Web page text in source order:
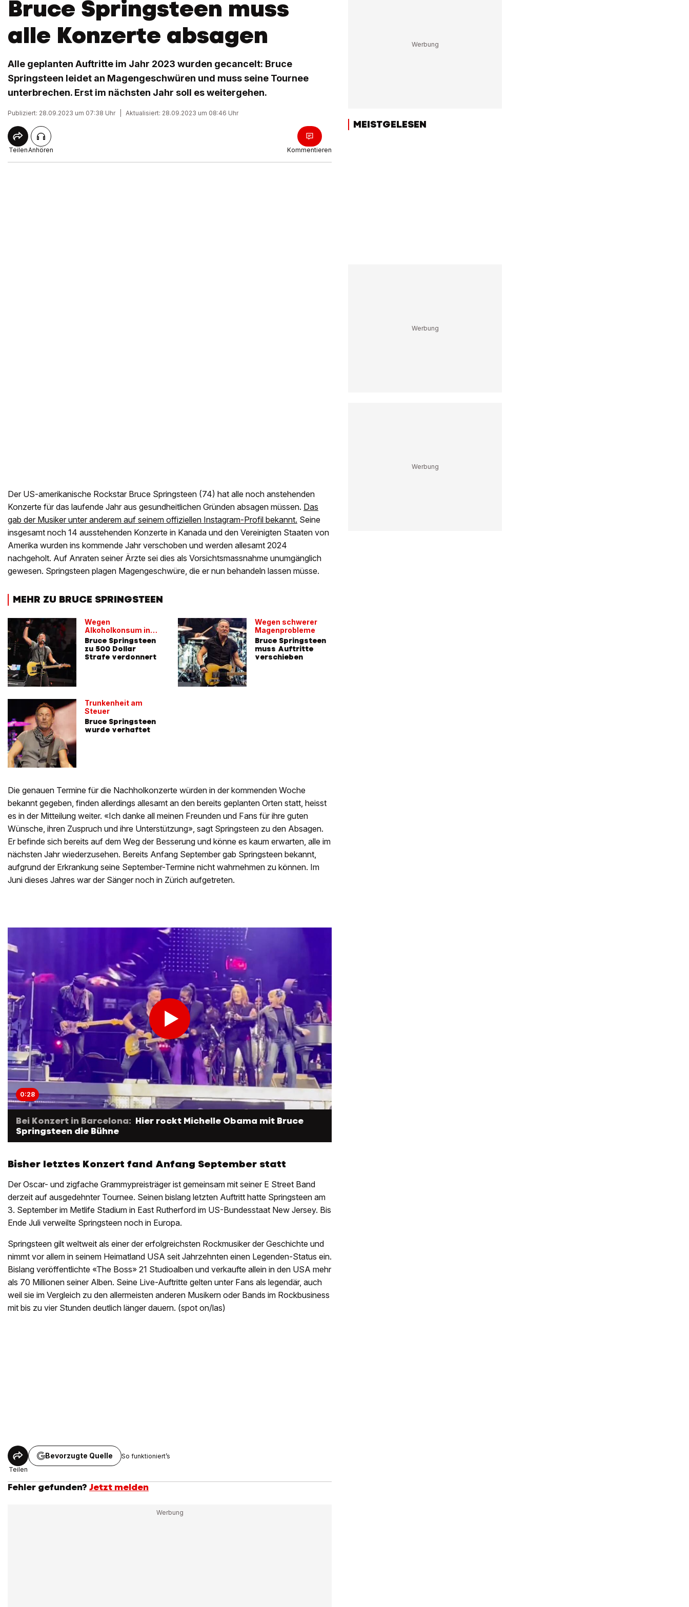
Bruce Springsteen muss
alle Konzerte absagen
Alle geplanten Auftritte im Jahr 2023 wurden gecancelt: Bruce
Springsteen leidet an Magengeschwüren und muss seine Tournee
unterbrechen. Erst im nächsten Jahr soll es weitergehen.
Publiziert: 28.09.2023 um 07:38 Uhr Aktualisiert: 28.09.2023 um 08:46 Uhr
TeilenAnhören Kommentieren
Der US-amerikanische Rockstar Bruce Springsteen (74) hat alle noch anstehenden
Konzerte für das laufende Jahr aus gesundheitlichen Gründen absagen müssen. Das
gab der Musiker unter anderem auf seinem offiziellen Instagram-Profil bekannt. Seine
insgesamt noch 14 ausstehenden Konzerte in Kanada und den Vereinigten Staaten von
Amerika wurden ins kommende Jahr verschoben und werden allesamt 2024
nachgeholt. Auf Anraten seiner Ärzte sei dies als Vorsichtsmassnahme unumgänglich
gewesen. Springsteen plagen Magengeschwüre, die er nun behandeln lassen müsse.
MEHR ZU BRUCE SPRINGSTEEN
Wegen
Alkoholkonsum in
Park
Bruce Springsteen
zu 500 Dollar
Strafe verdonnert
Trunkenheit am
Steuer
Bruce Springsteen
wurde verhaftet
Wegen schwerer
Magenprobleme
Bruce Springsteen
muss Auftritte
verschieben
Die genauen Termine für die Nachholkonzerte würden in der kommenden Woche
bekannt gegeben, finden allerdings allesamt an den bereits geplanten Orten statt, heisst
es in der Mitteilung weiter. «Ich danke all meinen Freunden und Fans für ihre guten
Wünsche, ihren Zuspruch und ihre Unterstützung», sagt Springsteen zu den Absagen.
Er befinde sich bereits auf dem Weg der Besserung und könne es kaum erwarten, alle im
nächsten Jahr wiederzusehen. Bereits Anfang September gab Springsteen bekannt,
aufgrund der Erkrankung seine September-Termine nicht wahrnehmen zu können. Im
Juni dieses Jahres war der Sänger noch in Zürich aufgetreten.
0:28
Bei Konzert in Barcelona: Hier rockt Michelle Obama mit Bruce
Springsteen die Bühne
Bisher letztes Konzert fand Anfang September statt
Der Oscar- und zigfache Grammypreisträger ist gemeinsam mit seiner E Street Band
derzeit auf ausgedehnter Tournee. Seinen bislang letzten Auftritt hatte Springsteen am
3. September im Metlife Stadium in East Rutherford im US-Bundesstaat New Jersey. Bis
Ende Juli verweilte Springsteen noch in Europa.
Springsteen gilt weltweit als einer der erfolgreichsten Rockmusiker der Geschichte und
nimmt vor allem in seinem Heimatland USA seit Jahrzehnten einen Legenden-Status ein.
Bislang veröffentlichte «The Boss» 21 Studioalben und verkaufte allein in den USA mehr
als 70 Millionen seiner Alben. Seine Live-Auftritte gelten unter Fans als legendär, auch
weil sie im Vergleich zu den allermeisten anderen Musikern oder Bands im Rockbusiness
mit bis zu vier Stunden deutlich länger dauern. (spot on/las)
Teilen
Bevorzugte Quelle So funktioniert’s
Fehler gefunden? Jetzt melden
MEISTGELESEN